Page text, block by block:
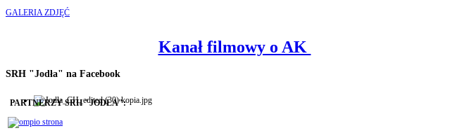
GALERIA ZDJĘĆ
Kanał filmowy o AK
SRH "Jodła" na Facebook
PARTNERZY SRH "JODŁA":